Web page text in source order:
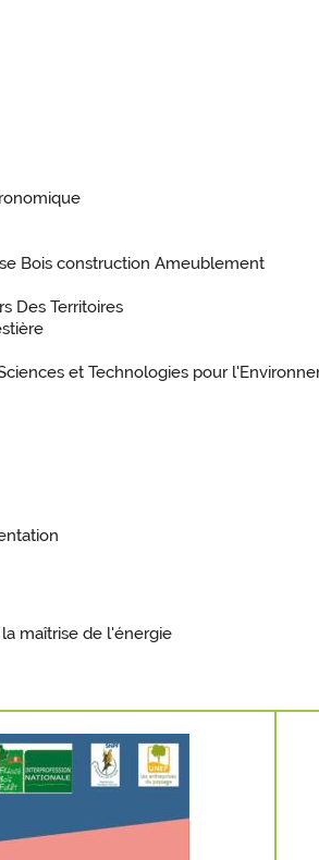
Bois construction Ameublement
Des Territoires
et Technologies pour
maîtrise de l'énergie